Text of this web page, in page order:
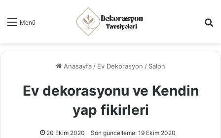
Menü
Anasayfa / Ev Dekorasyon / Salon
Ev dekorasyonu ve Kendin
yap fikirleri
20 Ekim 2020 Son güncelleme: 19 Ekim 2020